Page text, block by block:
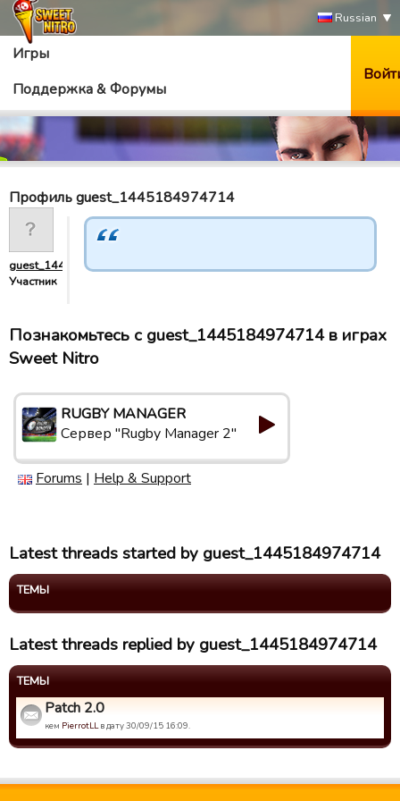
Russian
Игры
Поддержка & Форумы
Профиль guest_1445184974714
guest_1445184974714
Участник
Познакомьтесь с guest_1445184974714 в играх
Sweet Nitro
RUGBY MANAGER
Сервер "Rugby Manager 2"
Forums | Help & Support
Latest threads started by guest_1445184974714
ТЕМЫ
Latest threads replied by guest_1445184974714
ТЕМЫ
Patch 2.0
кем PierrotLLв дату 30/09/15 16:09.